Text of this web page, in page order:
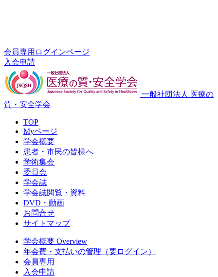
会員専用ログインページ
入会申請
一般社団法人 医療の
質・安全学会
TOP
Myページ
学会概要
患者・市民の皆様へ
学術集会
委員会
学会誌
学会誌閲覧・資料
DVD・動画
お問合せ
サイトマップ
学会概要 Overview
年会費・支払いの管理（要ログイン）
会員専用
入会申請